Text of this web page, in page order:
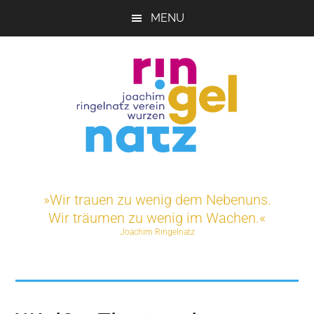
MENU
Ringelnatz-
Verein
e.V.
Projekte»Wir trauen zu wenig dem Nebenuns.
Wir träumen zu wenig im Wachen.«
Joachim Ringelnatz